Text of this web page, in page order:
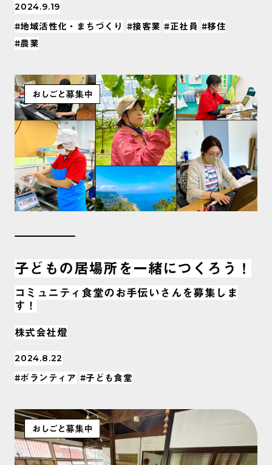
2024.9.19
#地域活性化・まちづくり #接客業 #正社員 #移住
#農業
子どもの居場所を一緒につくろう！
コミュニティ食堂のお手伝いさんを募集しま
す！
株式会社燈
2024.8.22
#ボランティア #子ども食堂